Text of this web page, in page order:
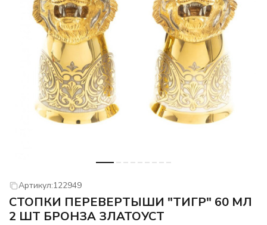
Артикул:122949
СТОПКИ ПЕРЕВЕРТЫШИ "ТИГР" 60 МЛ
2 ШТ БРОНЗА ЗЛАТОУСТ